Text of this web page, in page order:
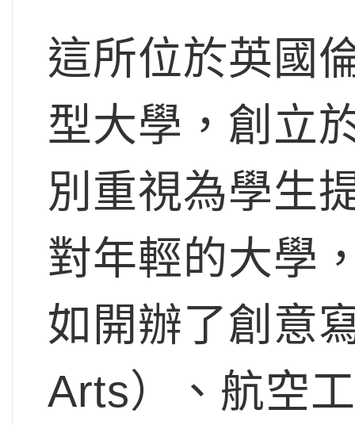
這所位於英國
型大學，創立
別重視為學生
對年輕的大學
如開辦了創意
Arts）、航空